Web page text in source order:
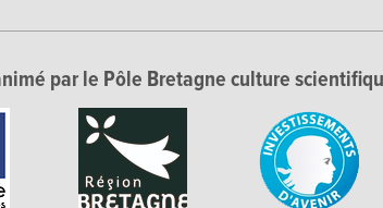
par le Pôle Bretagne culture